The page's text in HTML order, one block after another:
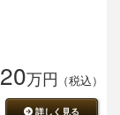
20万円 （税込）
詳しく見る